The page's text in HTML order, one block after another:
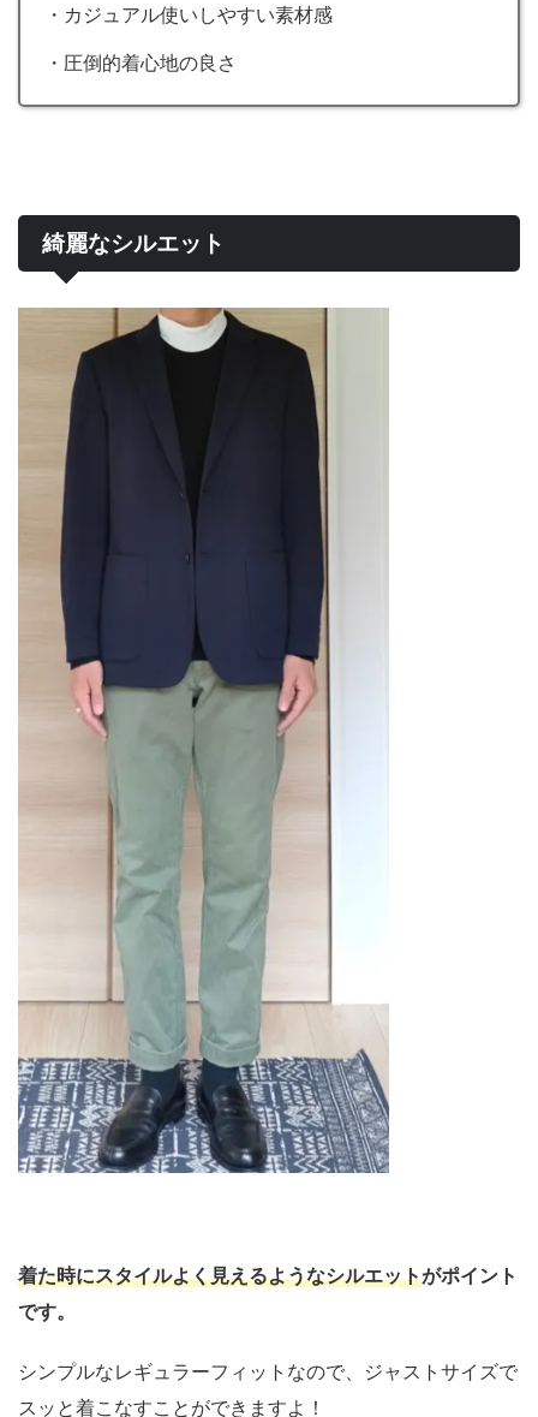
・カジュアル使いしやすい素材感
・圧倒的着心地の良さ
綺麗なシルエット
着た時にスタイルよく見えるようなシルエットがポイント
です。
シンプルなレギュラーフィットなので、ジャストサイズで
スッと着こなすことができますよ！